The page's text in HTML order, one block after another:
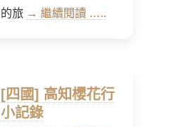
的旅 → 繼續閱讀 …..
[四國] 高知櫻花行
小記錄